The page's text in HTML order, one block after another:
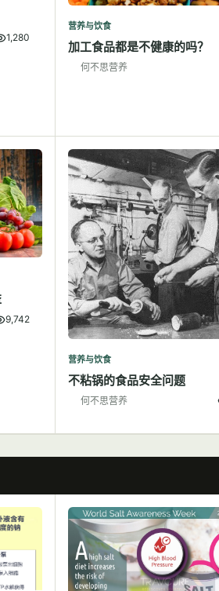
1,280
营养与饮食
加工食品都是不健康的吗？
何不思营养
9,742
营养与饮食
不粘锅的食品安全问题
何不思营养